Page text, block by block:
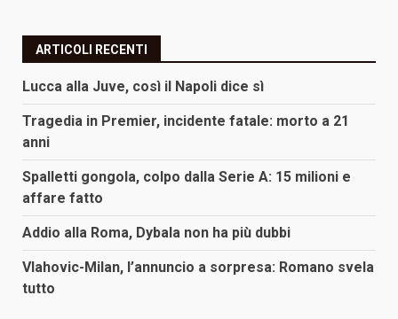
ARTICOLI RECENTI
Lucca alla Juve, così il Napoli dice sì
Tragedia in Premier, incidente fatale: morto a 21
anni
Spalletti gongola, colpo dalla Serie A: 15 milioni e
affare fatto
Addio alla Roma, Dybala non ha più dubbi
Vlahovic-Milan, l’annuncio a sorpresa: Romano svela
tutto